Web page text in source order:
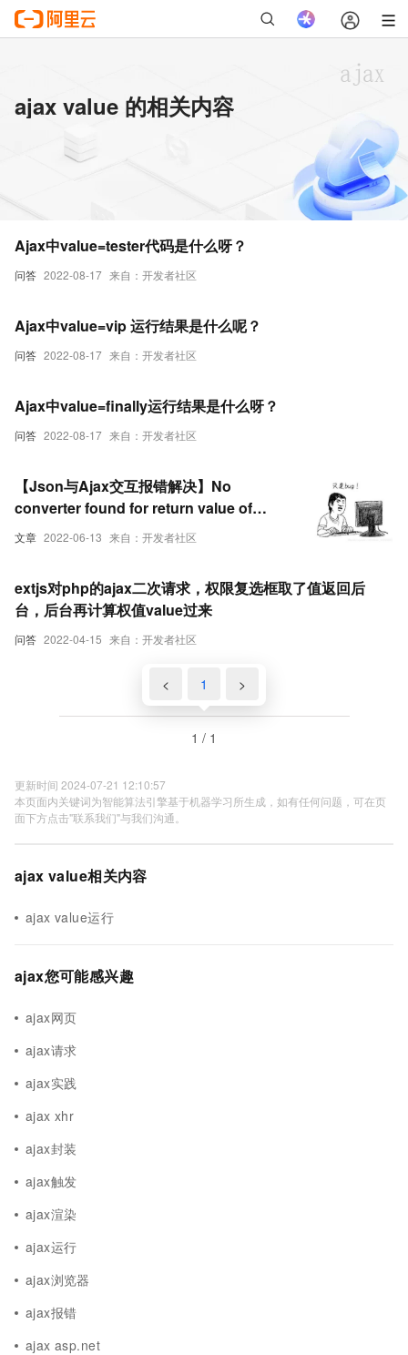
ajax value 的相关内容
问答 2022-08-17 来自：开发者社区
Ajax中value=tester代码是什么呀？
问答 2022-08-17 来自：开发者社区
Ajax中value=vip 运行结果是什么呢？
问答 2022-08-17 来自：开发者社区
Ajax中value=finally运行结果是什么呀？
文章 2022-06-13 来自：开发者社区
【Json与Ajax交互报错解决】No
converter found for return value of
type: class
问答 2022-04-15 来自：开发者社区
extjs对php的ajax二次请求，权限复选框取了值返回后
台，后台再计算权值value过来
< 1 >
1 / 1
更新时间 2024-07-21 12:10:57
本页面内关键词为智能算法引擎基于机器学习所生成，如有任何问题，可在页
面下方点击"联系我们"与我们沟通。
ajax value相关内容
ajax value运行
ajax您可能感兴趣
ajax网页
ajax请求
ajax实践
ajax xhr
ajax封装
ajax触发
ajax渲染
ajax运行
ajax浏览器
ajax报错
ajax asp.net